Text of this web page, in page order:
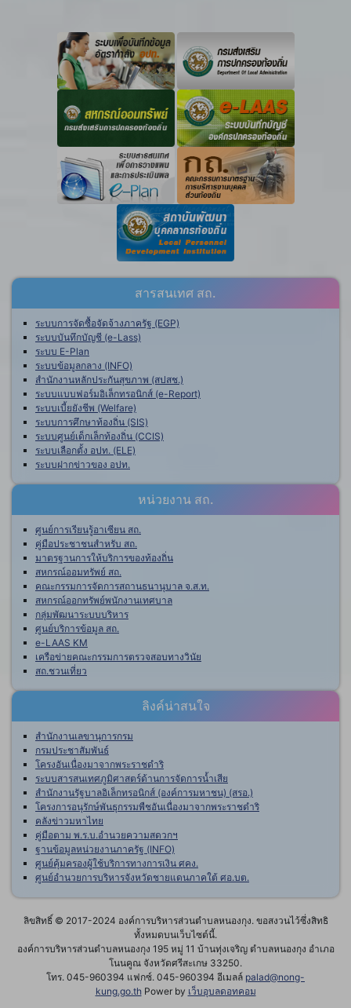
สารสนเทศ สถ.
ระบบการจัดซื้อจัดจ้างภาครัฐ (EGP)
ระบบบันทึกบัญชี (e-Lass)
ระบบ E-Plan
ระบบข้อมูลกลาง (INFO)
สำนักงานหลักประกันสุขภาพ (สปสช.)
ระบบแบบฟอร์มอิเล็กทรอนิกส์ (e-Report)
ระบบเบี้ยยังชีพ (Welfare)
ระบบการศึกษาท้องถิ่น (SIS)
ระบบศูนย์เด็กเล็กท้องถิ่น (CCIS)
ระบบเลือกตั้ง อปท. (ELE)
ระบบฝากข่าวของ อปท.
หน่วยงาน สถ.
ศูนย์การเรียนรู้อาเซียน สถ.
คู่มือประชาชนสำหรับ สถ.
มาตรฐานการให้บริการของท้องถิ่น
สหกรณ์ออมทรัพย์ สถ.
คณะกรรมการจัดการสถานธนานุบาล จ.ส.ท.
สหกรณ์ออกทรัพย์พนักงานเทศบาล
กลุ่มพัฒนาระบบบริหาร
ศูนย์บริการข้อมูล สถ.
e-LAAS KM
เครือข่ายคณะกรรมการตรวจสอบทางวินัย
สถ.ชวนเที่ยว
ลิงค์น่าสนใจ
สำนักงานเลขานุการกรม
กรมประชาสัมพันธ์
โครงอันเนื่องมาจากพระราชดำริ
ระบบสารสนเทศภูมิศาสตร์ด้านการจัดการน้ำเสีย
สำนักงานรัฐบาลอิเล็กทรอนิกส์ (องค์การมหาชน) (สรอ.)
โครงการอนุรักษ์พันธุกรรมพืชอันเนื่องมาจากพระราชดำริ
คลังข่าวมหาไทย
คู่มือตาม พ.ร.บ.อำนวยความสดวกฯ
ฐานข้อมูลหน่วยงานภาครัฐ (INFO)
ศูนย์คุ้มครองผู้ใช้บริการทางการเงิน ศคง.
ศูนย์อำนวยการบริหารจังหวัดชายแดนภาคใต้ ศอ.บต.
ลิขสิทธิ์ © 2017-2024 องค์การบริหารส่วนตำบลหนองกุง. ขอสงวนไว้ซึ่งสิทธิ
ทั้งหมดบนเว็บไซต์นี้.
องค์การบริหารส่วนตำบลหนองกุง 195 หมู่ 11 บ้านทุ่งเจริญ ตำบลหนองกุง อำเภอ
โนนคูณ จังหวัดศรีสะเกษ 33250.
โทร. 045-960394 แฟกซ์. 045-960394 อีเมลล์ palad@nong-
kung.go.thPower by เว็บอุบลดอทคอม